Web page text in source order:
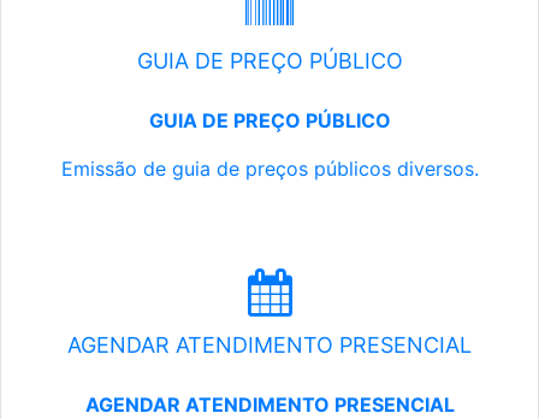
GUIA DE PREÇO PÚBLICO
GUIA DE PREÇO PÚBLICO
Emissão de guia de preços públicos diversos.
AGENDAR ATENDIMENTO PRESENCIAL
AGENDAR ATENDIMENTO PRESENCIAL